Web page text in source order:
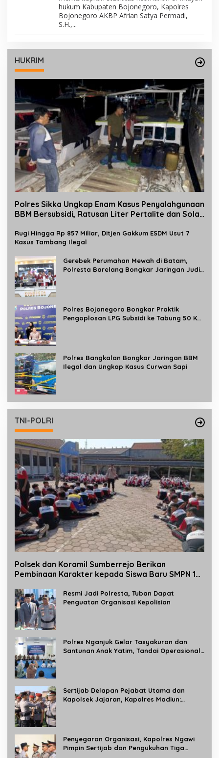
hukum Kabupaten Bojonegoro, Kapolres
Bojonegoro AKBP Afrian Satya Permadi,
S.H.,...
HUKRIM
Polres Sikka Ungkap Enam Kasus Penyalahgunaan
BBM Bersubsidi, Ratusan Liter Pertalite dan Solar
Rugi Hingga Rp 857 Miliar, Ditjen Gakkum ESDM Usut 7
Kasus Tambang Ilegal
Gerebek Perumahan Mewah di Batam,
Polresta Barelang Bongkar Jaringan Judi
Polres Bojonegoro Bongkar Praktik
Pengoplosan LPG Subsidi ke Tabung 50 Kg,
Polres Bangkalan Bongkar Jaringan BBM
Ilegal dan Ungkap Kasus Curwan Sapi
TNI-POLRI
Polsek dan Koramil Sumberrejo Berikan
Pembinaan Karakter kepada Siswa Baru SMPN 1
Resmi Jadi Polresta, Tuban Dapat
Penguatan Organisasi Kepolisian
Polres Nganjuk Gelar Tasyakuran dan
Santunan Anak Yatim, Tandai Operasional
Sertijab Delapan Pejabat Utama dan
Kapolsek Jajaran, Kapolres Madiun:
Penyegaran Organisasi, Kapolres Ngawi
Pimpin Sertijab dan Pengukuhan Tiga